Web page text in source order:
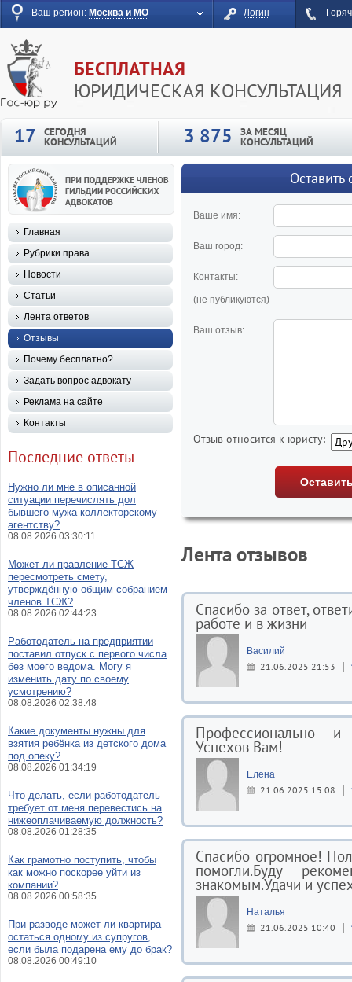
Ваш регион: Москва и МО Логин
БЕСПЛАТНАЯ
ЮРИДИЧЕСКАЯ КОНСУЛЬТАЦИЯ
17
СЕГОДНЯ
КОНСУЛЬТАЦИЙ 3 875 ЗА МЕСЯЦ
КОНСУЛЬТАЦИЙ
Ваше имя:
Ваш город:
Контакты:
(не публикуются)
Ваш отзыв:
Отзыв относится к юристу:
Лента отзывов
Спасибо за ответ,
работе и в жизни
Василий
21.06.2025 21:53
Профессионально и
Успехов Вам!
Елена
21.06.2025 15:08
Спасибо огромное!
помогли.Буду
знакомым.Удачи и
Наталья
21.06.2025 10:40
Главная
Рубрики права
Новости
Статьи
Лента ответов
Отзывы
Почему бесплатно?
Задать вопрос адвокату
Реклама на сайте
Контакты
Последние ответы
Нужно ли мне в описанной
ситуации перечислять дол
бывшего мужа коллекторскому
агентству?
08.08.2026 03:30:11
Может ли правление ТСЖ
пересмотреть смету,
утверждённую общим собранием
членов ТСЖ?
08.08.2026 02:44:23
Работодатель на предприятии
поставил отпуск с первого числа
без моего ведома. Могу я
изменить дату по своему
усмотрению?
08.08.2026 02:38:48
Какие документы нужны для
взятия ребёнка из детского дома
под опеку?
08.08.2026 01:34:19
Что делать, если работодатель
требует от меня перевестись на
нижеоплачиваемую должность?
08.08.2026 01:28:35
Как грамотно поступить, чтобы
как можно поскорее уйти из
компании?
08.08.2026 00:58:35
При разводе может ли квартира
остаться одному из супругов,
если была подарена ему до брак?
08.08.2026 00:49:10